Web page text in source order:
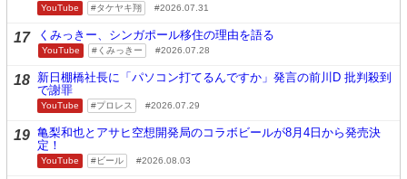
YouTube タケヤキ翔 2026.07.31
17 くみっきー、シンガポール移住の理由を語る
YouTube くみっきー 2026.07.28
18 新日棚橋社長に「パソコン打てるんですか」発言の前川D 批判殺到
で謝罪
YouTube プロレス 2026.07.29
19 亀梨和也とアサヒ空想開発局のコラボビールが8月4日から発売決
定！
YouTube ビール 2026.08.03